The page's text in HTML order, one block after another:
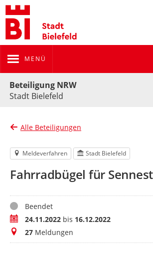
MENÜ
Beteiligung NRW
Stadt Bielefeld
Alle Beteiligungen
Meldeverfahren Stadt Bielefeld
Fahrradbügel für
StatusBeendet
Zeitraum24.11.2022 bis 16.12.2022
Meldungen
27 Meldungen